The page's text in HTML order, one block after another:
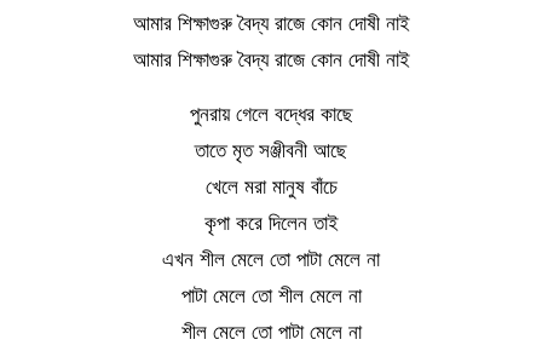
আমার শিক্ষাগুরু বৈদ্য রাজে কোন দোষী নাই
আমার শিক্ষাগুরু বৈদ্য রাজে কোন দোষী নাই
পুনরায় গেলে বদ্ধের কাছে
তাতে মৃত সঞ্জীবনী আছে
খেলে মরা মানুষ বাঁচে
কৃপা করে দিলেন তাই
এখন শীল মেলে তো পাটা মেলে না
পাটা মেলে তো শীল মেলে না
শীল মেলে তো পাটা মেলে না